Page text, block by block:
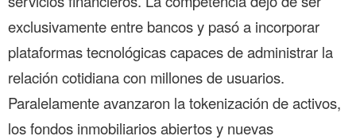
exclusivamente entre bancos y pasó a incorporar
plataformas tecnológicas capaces de administrar la
relación cotidiana con millones de usuarios.
Paralelamente avanzaron la tokenización de activos,
los fondos inmobiliarios abiertos y nuevas